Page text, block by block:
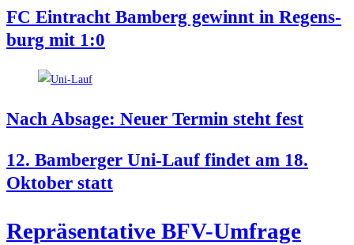
FC Ein­tracht Bam­berg gewinnt in Regens­
burg mit 1:0
Nach Absa­ge: Neu­er Ter­min steht fest
12. Bam­ber­ger Uni-Lauf fin­det am 18.
Okto­ber statt
Reprä­sen­ta­ti­ve BFV-Umfrage